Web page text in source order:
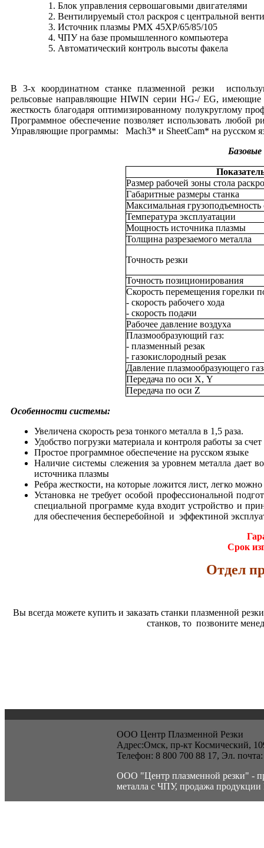
Блок управления сервошаговыми двигателями
Вентилируемый стол раскроя с центральной
Источник плазмы PMX 45XP/65/85/105
ЧПУ на базе промышленного компьютера
Автоматический контроль высоты факела
В 3-х координатном станке плазменной резки
рельсовые направляющие HIWIN серии HG-/ EG, имеющие
жесткость благодаря оптимизированному полукруглому
Программное обеспечение позволяет использовать
Управляющие программы: Mach3* и SheetCam* на русском
Размер рабочей зоны стола
Габаритные размеры станка
Максимальная грузоподъемность
Температура эксплуатации
Мощность источника плазмы
Толщина разрезаемого металла
Точность резки
Точность позиционирования
Скорость перемещения горелки
- скорость рабочего хода
- скорость подачи
Рабочее давление воздуха
Плазмообразующий газ:
- плазменный резак
- газокислородный резак
Давление плазмообразующего
Передача по оси Х, Y
Передача по оси Z
Особенности системы:
Увеличена скорость реза тонкого металла в 1,5 раза.
Удобство погрузки материала и контроля работы за
Простое программное обеспечение на русском языке
Наличие системы слежения за уровнем металла дает
источника плазмы
Ребра жесткости, на которые ложится лист, легко
Установка не требует особой профессиональной
специальной программе куда входит устройство и
для обеспечения бесперебойной и эффектиной
Срок
Отдел
Вы всегда можете купить и заказать станки плазменной
станков, то позвоните
ООО Центр Плазменной Резки
Адрес:Омск, пр-кт Космический,
Телефон: 8 800 700 88 17, Эл.
ООО "Центр плазменной резки" -
металла с ЧПУ, продажа